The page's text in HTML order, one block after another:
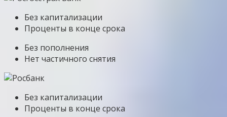
Без капитализации
Проценты в конце срока
Без пополнения
Нет частичного снятия
Без капитализации
Проценты в конце срока